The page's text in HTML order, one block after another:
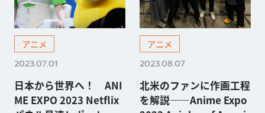
アニメ
2023.07.01
日本から世界へ！ ANI
ME EXPO 2023 Netflix
アニメ
2023.08.07
北米のファンに作画工程
を解説——Anime Expo